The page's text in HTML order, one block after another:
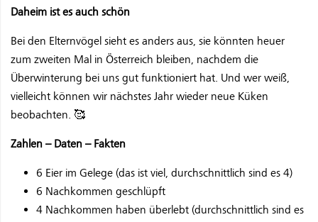
Daheim ist es auch schön
Bei den Elternvögel sieht es anders aus, sie könnten heuer
zum zweiten Mal in Österreich bleiben, nachdem die
Überwinterung bei uns gut funktioniert hat. Und wer weiß,
vielleicht können wir nächstes Jahr wieder neue Küken
beobachten. 🥰
Zahlen – Daten – Fakten
6 Eier im Gelege (das ist viel, durchschnittlich sind es 4)
6 Nachkommen geschlüpft
4 Nachkommen haben überlebt (durchschnittlich sind es